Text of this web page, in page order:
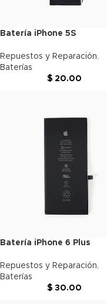
Batería iPhone 5S
Repuestos y Reparación,
Baterías
$ 20.00
Batería iPhone 6 Plus
Repuestos y Reparación,
Baterías
$ 30.00